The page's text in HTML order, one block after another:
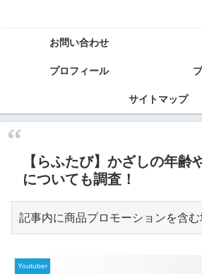
お問い合わせ
プロフィール
サイトマップ
【らふたび】かざしの年齢
についても調査！
記事内に商品プロモーションを含
Youtuber